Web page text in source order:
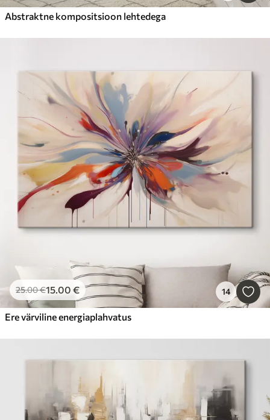
Abstraktne kompositsioon lehtedega
25.00€15.00 € 14
Ere värviline energiaplahvatus